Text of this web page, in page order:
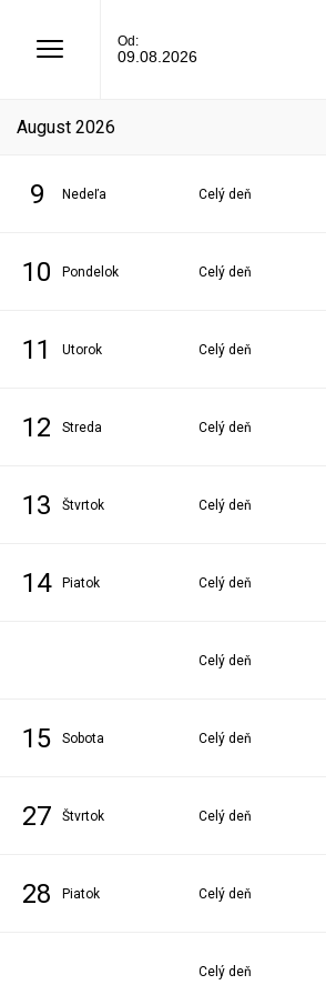
Od:
09.08.2026
august 2026
9 nedeľa Celý deň
10 pondelok Celý deň
11 utorok Celý deň
12 streda Celý deň
13 štvrtok Celý deň
14 piatok Celý deň
Celý deň
15 sobota Celý deň
27 štvrtok Celý deň
28 piatok Celý deň
Celý deň